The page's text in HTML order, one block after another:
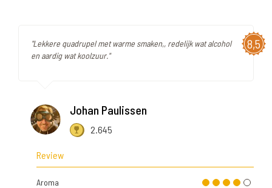
8,5
"Lekkere quadrupel met warme smaken,, redelijk wat alcohol
en aardig wat koolzuur."
Johan Paulissen
2.645
Review
Aroma